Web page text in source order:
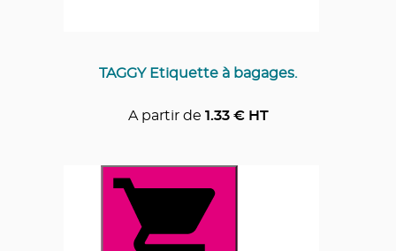
TAGGY Etiquette à bagages.
A partir de 1.33€ HT